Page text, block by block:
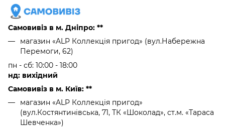
Самовивіз в м. Дніпро: **
магазин «ALP Коллекція пригод» (вул.Набережна
Перемоги, 62)
пн - сб: 10:00 - 18:00
нд: вихідний
Самовивіз в м. Київ: **
магазин «ALP Коллекція пригод»
(вул.Костянтинівська, 71, ТК «Шоколад», ст.м. «Тараса
Шевченка»)